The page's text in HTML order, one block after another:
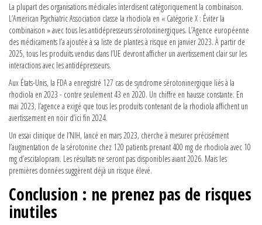
La plupart des organisations médicales interdisent catégoriquement la combinaison.
L’American Psychiatric Association classe la rhodiola en « Catégorie X : Éviter la
combinaison » avec tous les antidépresseurs sérotoninergiques. L’Agence européenne
des médicaments l’a ajoutée à sa liste de plantes à risque en janvier 2023. À partir de
2025, tous les produits vendus dans l’UE devront afficher un avertissement clair sur les
interactions avec les antidépresseurs.
Aux États-Unis, la FDA a enregistré 127 cas de syndrome sérotoninergique liés à la
rhodiola en 2023 - contre seulement 43 en 2020. Un chiffre en hausse constante. En
mai 2023, l’agence a exigé que tous les produits contenant de la rhodiola affichent un
avertissement en noir d’ici fin 2024.
Un essai clinique de l’NIH, lancé en mars 2023, cherche à mesurer précisément
l’augmentation de la sérotonine chez 120 patients prenant 400 mg de rhodiola avec 10
mg d’escitalopram. Les résultats ne seront pas disponibles avant 2026. Mais les
premières données suggèrent déjà un risque élevé.
Conclusion : ne prenez pas de risques
inutiles